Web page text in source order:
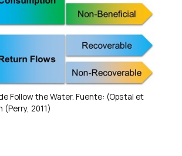
Follow the Water. Fuente: (Opstal et
(Perry, 2011)